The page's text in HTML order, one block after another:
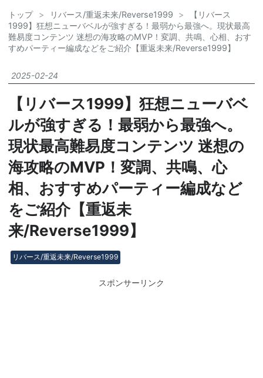
トップ > リバース/重返未来/Reverse1999 >
【リバース
1999】狂想ニューバベルが強すぎる！最弱から最強へ。現状最高
難易度コンテンツ 迷想の海攻略のMVP！変調、共鳴、心相、おす
すめパーティー編成などをご紹介【重返未来/Reverse1999】
2025-02-24
【リバース1999】狂想ニューバベ
ルが強すぎる！最弱から最強へ。
現状最高難易度コンテンツ 迷想の
海攻略のMVP！変調、共鳴、心
相、おすすめパーティー編成など
をご紹介【重返未
来/Reverse1999】
リバース/重返未来/Reverse1999
スポンサーリンク